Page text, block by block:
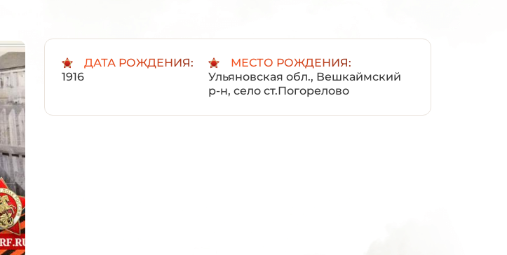
ДАТА РОЖДЕНИЯ:
1916
МЕСТО РОЖДЕНИЯ:
Ульяновская обл., Вешкаймский
р-н, село ст.Погорелово